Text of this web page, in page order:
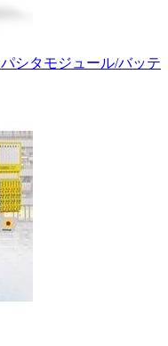
シタモジュール/バッテ